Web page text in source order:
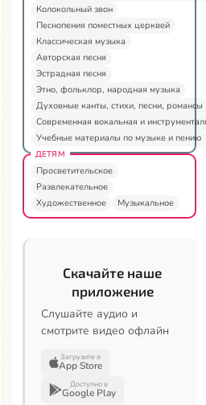
Колокольный звон
Песнопения поместных церквей
Классическая музыка
Авторская песня
Эстрадная песня
Этно, фольклор, народная музыка
Духовные канты, стихи, песни, романсы
Современная вокальная и
Учебные материалы по музыке и пению
ДЕТЯМ
Просветительское
Развлекательное
Художественное
Музыкальное
Скачайте наше
приложение
Слушайте аудио и
смотрите видео офлайн
Загрузите в
App Store
Доступно в
Google Play